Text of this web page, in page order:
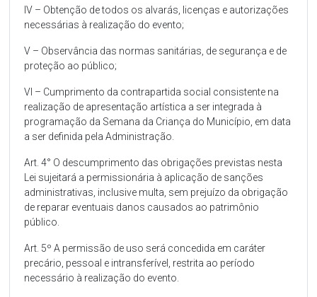
IV – Obtenção de todos os alvarás, licenças e autorizações
necessárias à realização do evento;
V – Observância das normas sanitárias, de segurança e de
proteção ao público;
VI – Cumprimento da contrapartida social consistente na
realização de apresentação artística a ser integrada à
programação da Semana da Criança do Município, em data
a ser definida pela Administração.
Art. 4° O descumprimento das obrigações previstas nesta
Lei sujeitará a permissionária à aplicação de sanções
administrativas, inclusive multa, sem prejuízo da obrigação
de reparar eventuais danos causados ao patrimônio
público.
Art. 5º A permissão de uso será concedida em caráter
precário, pessoal e intransferível, restrita ao período
necessário à realização do evento.